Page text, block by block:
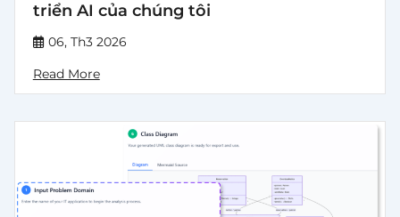
triển AI của chúng tôi
06, Th3 2026
Read More